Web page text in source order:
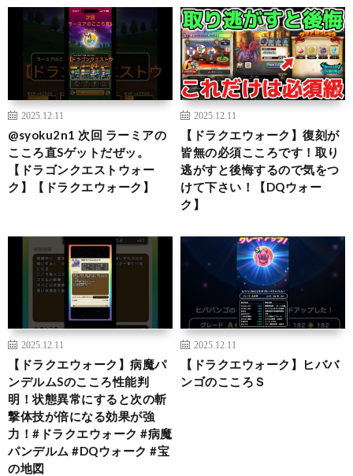
2025.12.11
@syoku2n1 次回 ラーミアの
こころ直Sゲットだぜッ。
【ドラゴンクエストウォー
ク】【ドラクエウォーク】
2025.12.11
【ドラクエウォーク】復刻が
皆無の必須こころです！取り
逃がすと後悔するので気をつ
けて下さい！【DQウォー
ク】
2025.12.11
【ドラクエウォーク】病魔パ
ンデルムSのこころ性能判
明！状態異常にすると次の斬
撃体技が倍になる効果が強
力！#ドラクエウォーク #病魔
パンデルム #DQウォーク #宝
の地図
2025.12.11
【ドラクエウォーク】ヒババ
ンゴのこころＳ